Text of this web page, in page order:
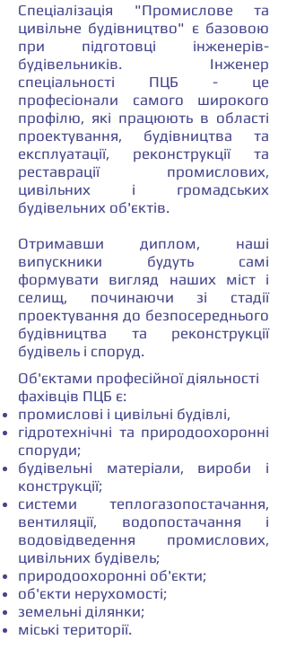
Спеціалізація "Промислове та
цивільне будівництво" є базовою
при підготовці інженерів-
будівельників. Інженер
спеціальності ПЦБ - це
професіонали самого широкого
профілю, які працюють в області
проектування, будівництва та
експлуатації, реконструкції та
реставрації промислових,
цивільних і громадських
будівельних об'єктів.
Отримавши диплом, наші
випускники будуть самі
формувати вигляд наших міст і
селищ, починаючи зі стадії
проектування до безпосереднього
будівництва та реконструкції
будівель і споруд.
Об'єктами професійної діяльності
фахівців ПЦБ є:
промислові і цивільні будівлі,
гідротехнічні та природоохоронні
споруди;
будівельні матеріали, вироби і
конструкції;
системи теплогазопостачання,
вентиляції, водопостачання і
водовідведення промислових,
цивільних будівель;
природоохоронні об'єкти;
об'єкти нерухомості;
земельні ділянки;
міські території.